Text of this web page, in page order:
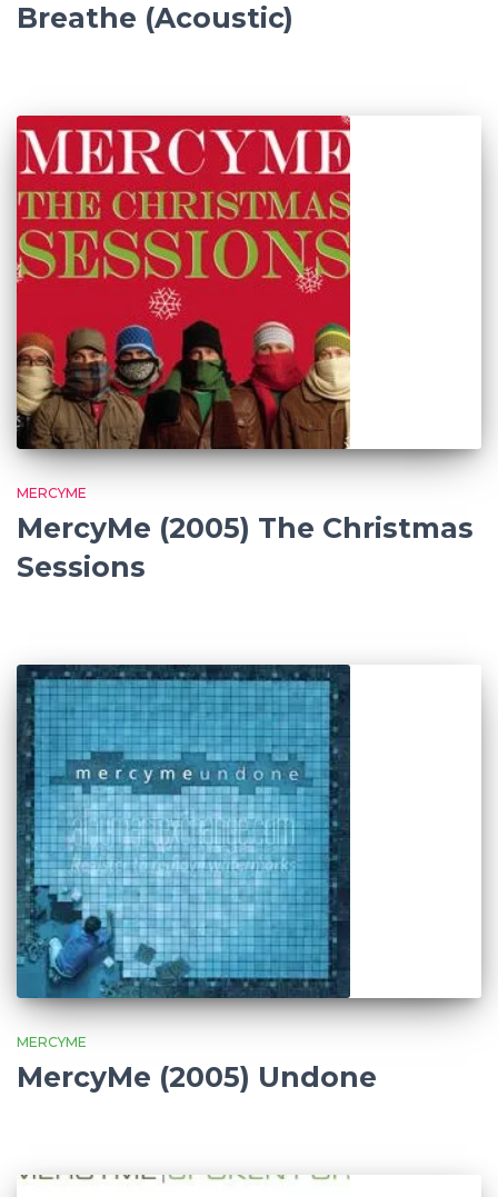
Breathe (Acoustic)
MERCYME
MercyMe (2005) The Christmas
Sessions
MERCYME
MercyMe (2005) Undone